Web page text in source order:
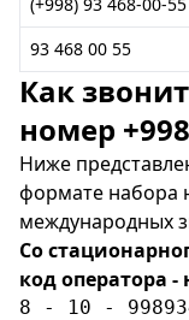
93 468 00 55
Как
номер
Ниже
формате набора
международных
Со
код оператора -
8 - 10 -